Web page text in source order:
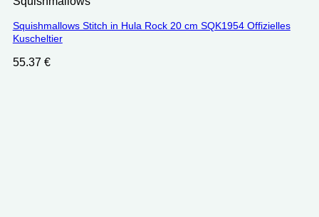
Squishmallows Stitch in Hula Rock 20 cm SQK1954 Offizielles
Kuscheltier
55.37 €